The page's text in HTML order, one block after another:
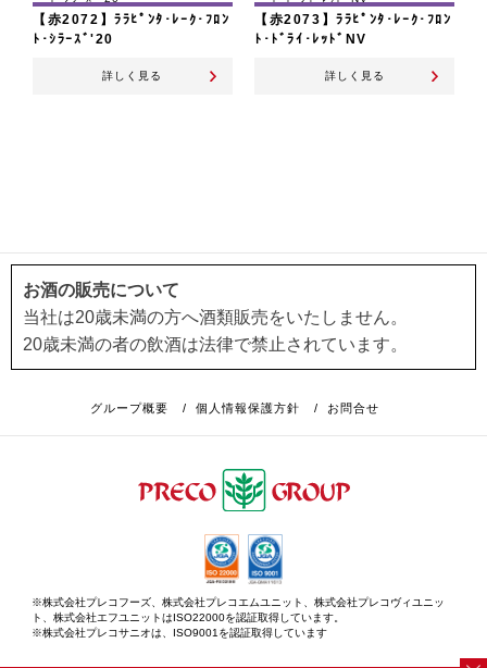
【赤2072】ﾗﾗﾋﾟﾝﾀ･ﾚｰｸ･ﾌﾛﾝ
ﾄ･ｼﾗｰｽﾞ'20
詳しく見る
【赤2073】ﾗﾗﾋﾟﾝﾀ･ﾚｰｸ･ﾌﾛﾝ
ﾄ･ﾄﾞﾗｲ･ﾚｯﾄﾞNV
詳しく見る
お酒の販売について
当社は20歳未満の方へ酒類販売をいたしません。
20歳未満の者の飲酒は法律で禁止されています。
グループ概要 / 個人情報保護方針 / お問合せ
※株式会社プレコフーズ、株式会社プレコエムユニット、株式会社プレコヴィユニッ
ト、株式会社エフユニットはISO22000を認証取得しています。
※株式会社プレコサニオは、ISO9001を認証取得しています